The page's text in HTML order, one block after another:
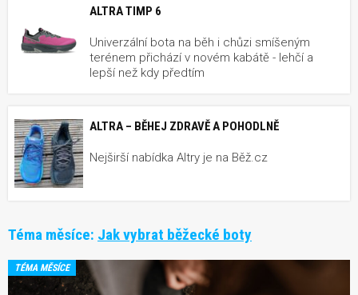
ALTRA TIMP 6
Univerzální bota na běh i chůzi smíšeným
terénem přichází v novém kabátě - lehčí a
lepší než kdy předtím
ALTRA – BĚHEJ ZDRAVĚ A POHODLNĚ
Nejširší nabídka Altry je na Běž.cz
Téma měsíce: Jak vybrat běžecké boty
TÉMA MĚSÍCE